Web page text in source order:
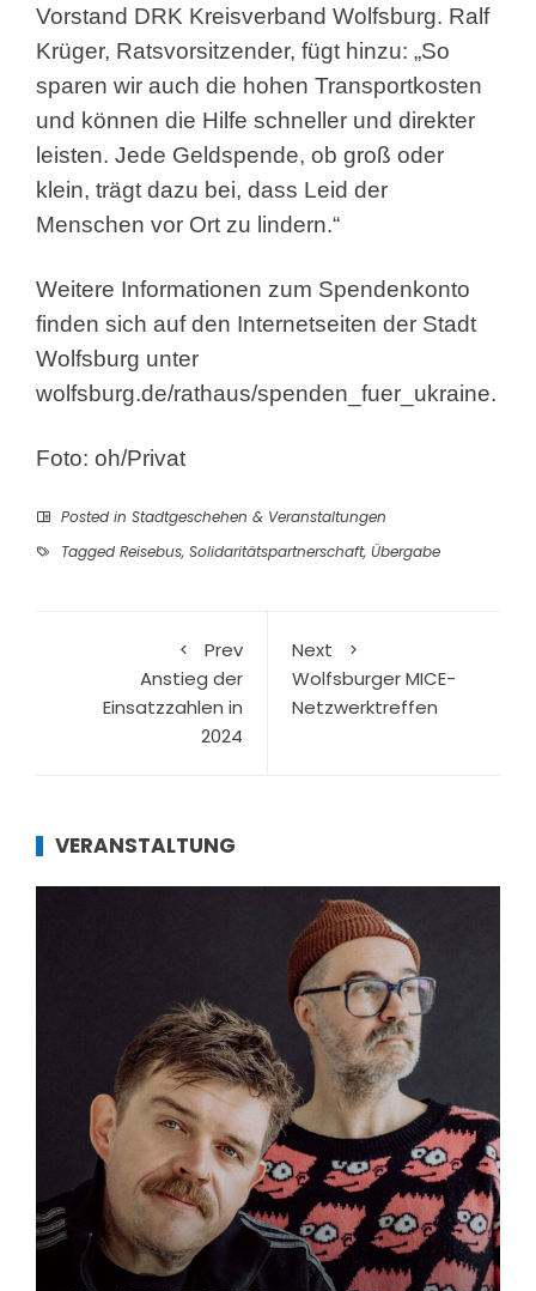
Vorstand DRK Kreisverband Wolfsburg. Ralf
Krüger, Ratsvorsitzender, fügt hinzu: „So
sparen wir auch die hohen Transportkosten
und können die Hilfe schneller und direkter
leisten. Jede Geldspende, ob groß oder
klein, trägt dazu bei, dass Leid der
Menschen vor Ort zu lindern.“
Weitere Informationen zum Spendenkonto
finden sich auf den Internetseiten der Stadt
Wolfsburg unter
wolfsburg.de/rathaus/spenden_fuer_ukraine.
Foto: oh/Privat
Posted in Stadtgeschehen & Veranstaltungen
Tagged Reisebus, Solidaritätspartnerschaft, Übergabe
Prev
Anstieg der
Einsatzzahlen in
2024
Next
Wolfsburger MICE-
Netzwerktreffen
VERANSTALTUNG